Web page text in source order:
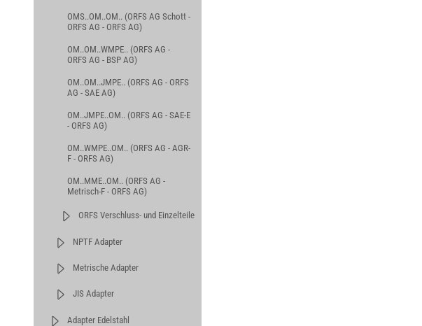
OMS..OM..OM.. (ORFS AG Schott -
ORFS AG - ORFS AG)
OM..OM..WMPE.. (ORFS AG -
ORFS AG - BSP AG)
OM..OM..JMPE.. (ORFS AG - ORFS
AG - SAE AG)
OM..JMPE..OM.. (ORFS AG - SAE-E
- ORFS AG)
OM..WMPE..OM.. (ORFS AG - AGR-
F - ORFS AG)
OM..MME..OM.. (ORFS AG -
Metrisch-F - ORFS AG)
ORFS Verschluss- und Einzelteile
NPTF Adapter
Metrische Adapter
JIS Adapter
Adapter Edelstahl